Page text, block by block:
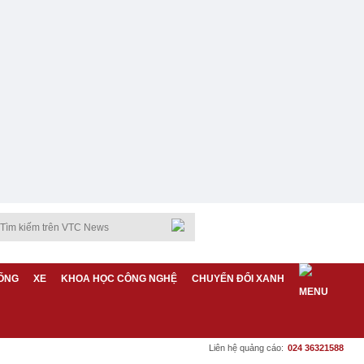
XE KHOA HỌC CÔNG NGHỆ CHUYỂN ĐỔI XANH
Liên hệ quảng cáo: 024 36321588